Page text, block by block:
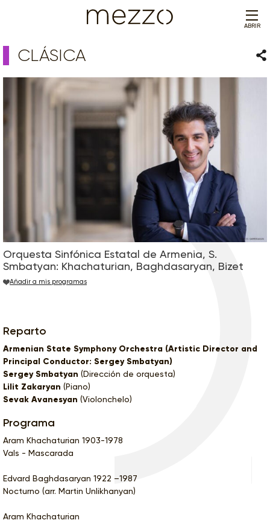
ABRIR
CLÁSICA
Orquesta Sinfónica Estatal de Armenia, S.
Smbatyan: Khachaturian, Baghdasaryan, Bizet
Añadir a mis programas
Reparto
Armenian State Symphony Orchestra (Artistic Director and
Principal Conductor: Sergey Smbatyan)
Sergey Smbatyan (Dirección de orquesta)
Lilit Zakaryan (Piano)
Sevak Avanesyan (Violonchelo)
Programa
Aram Khachaturian 1903-1978
Vals - Mascarada
Edvard Baghdasaryan 1922 –1987
Nocturno (arr. Martin Unlikhanyan)
Aram Khachaturian